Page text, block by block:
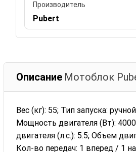
Производитель
Pubert
Описание Мотоблок
Вес (кг): 55; Тип запуска:
Мощность двигателя (Вт):
двигателя (л.с.): 5.5; Объем
Кол-во передач: 1 вперед / 1